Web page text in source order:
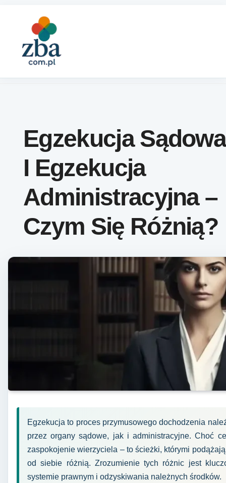
Egzekucja Sądowa
I Egzekucja
Administracyjna –
Czym Się Różnią?
Egzekucja to proces przymusowego dochodzenia
przez organy sądowe, jak i administracyjne. Choć
zaspokojenie wierzyciela – to ścieżki, którymi
od siebie różnią. Zrozumienie tych różnic jest
systemie prawnym i odzyskiwania należnych środków.